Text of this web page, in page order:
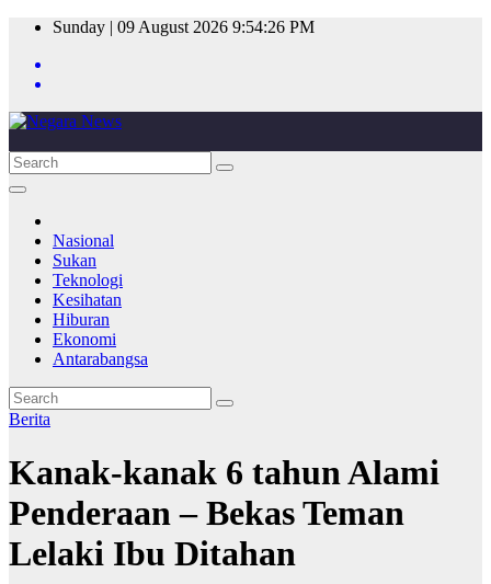
Skip
content
Sunday | 09 August 2026 9:54:26 PM
Nasional
Sukan
Teknologi
Kesihatan
Hiburan
Ekonomi
Antarabangsa
Berita
Kanak-kanak 6 tahun Alami
Penderaan – Bekas Teman
Lelaki Ibu Ditahan